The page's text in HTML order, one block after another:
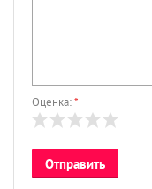
Оценка:*